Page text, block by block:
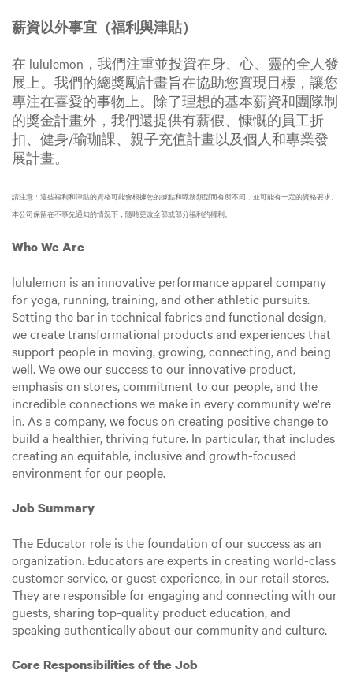
薪資以外事宜（福利與津貼）
在 lululemon，我們注重並投資在身、心、靈的全人發
展上。我們的總獎勵計畫旨在協助您實現目標，讓您
專注在喜愛的事物上。除了理想的基本薪資和團隊制
的獎金計畫外，我們還提供有薪假、慷慨的員工折
扣、健身/瑜珈課、親子充值計畫以及個人和專業發
展計畫。
請注意：這些福利和津貼的資格可能會根據您的據點和職務類型而有所不同，並可能有一定的資格要求。
本公司保留在不事先通知的情況下，隨時更改全部或部分福利的權利。
Who We Are
lululemon is an innovative performance apparel company
for yoga, running, training, and other athletic pursuits.
Setting the bar in technical fabrics and functional design,
we create transformational products and experiences that
support people in moving, growing, connecting, and being
well. We owe our success to our innovative product,
emphasis on stores, commitment to our people, and the
incredible connections we make in every community we're
in. As a company, we focus on creating positive change to
build a healthier, thriving future. In particular, that includes
creating an equitable, inclusive and growth-focused
environment for our people.
Job Summary
The Educator role is the foundation of our success as an
organization. Educators are experts in creating world-class
customer service, or guest experience, in our retail stores.
They are responsible for engaging and connecting with our
guests, sharing top-quality product education, and
speaking authentically about our community and culture.
Core Responsibilities of the Job